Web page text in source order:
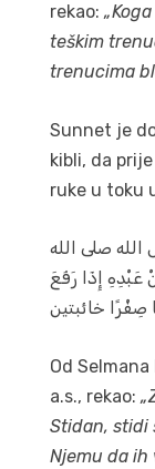
rekao:
teškim
trenucima
Sunnet je
kibli, da
ruke u toku
صلى الله
إِذَا رَفَعَ
صِفْرًا خائبتين
Od
a.s., rekao:
Stidan, stidi
Njemu da ih